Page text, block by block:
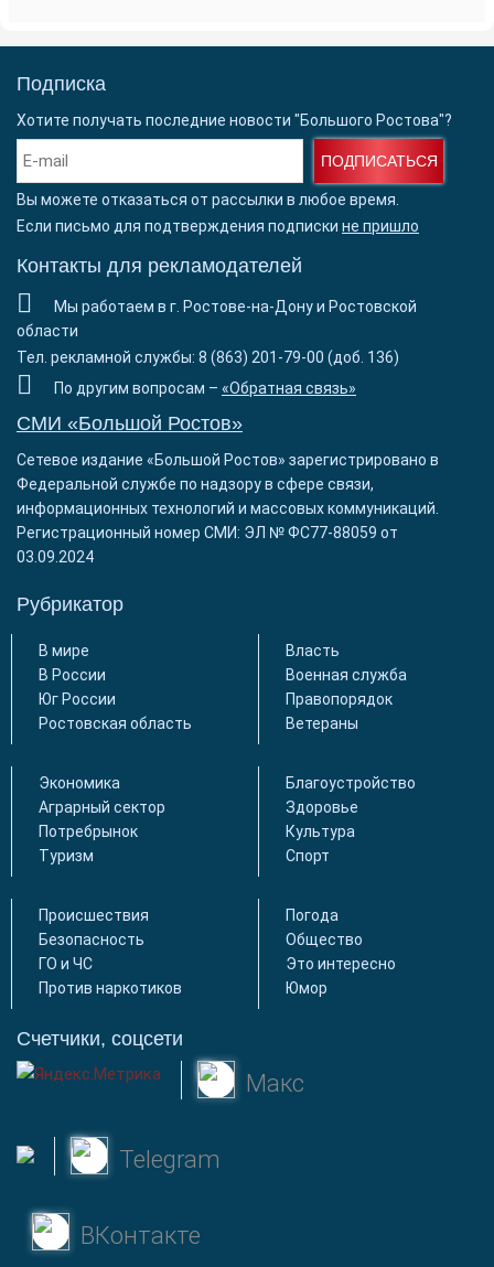
Подписка
Хотите получать последние новости "Большого Ростова"?
ПОДПИСАТЬСЯ
Вы можете отказаться от рассылки в любое время.
Если письмо для подтверждения подписки не пришло
Контакты для рекламодателей
Мы работаем в г. Ростове-на-Дону и Ростовской
области
Тел. рекламной службы: 8 (863) 201-79-00 (доб. 136)
По другим вопросам – «Обратная связь»
СМИ «Большой Ростов»
Сетевое издание «Большой Ростов» зарегистрировано в
Федеральной службе по надзору в сфере связи,
информационных технологий и массовых коммуникаций.
Регистрационный номер СМИ: ЭЛ № ФС77-88059 от
03.09.2024
Рубрикатор
В мире
В России
Юг России
Ростовская область
Власть
Военная служба
Правопорядок
Ветераны
Экономика
Аграрный сектор
Потребрынок
Туризм
Благоустройство
Здоровье
Культура
Спорт
Происшествия
Безопасность
ГО и ЧС
Против наркотиков
Погода
Общество
Это интересно
Юмор
Счетчики, соцсети
Макс
Telegram
ВКонтакте